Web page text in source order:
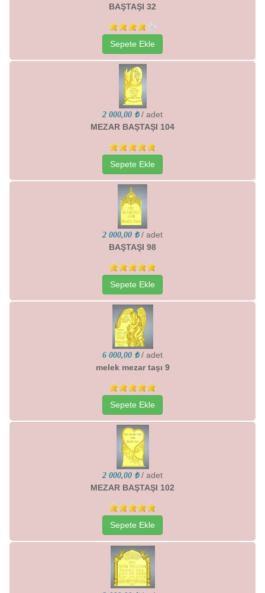
BAŞTAŞI 32
Sepete Ekle
2 000,00 ₺ / adet
MEZAR BAŞTAŞI 104
Sepete Ekle
2 000,00 ₺ / adet
BAŞTAŞI 98
Sepete Ekle
6 000,00 ₺ / adet
melek mezar taşı 9
Sepete Ekle
2 000,00 ₺ / adet
MEZAR BAŞTAŞI 102
Sepete Ekle